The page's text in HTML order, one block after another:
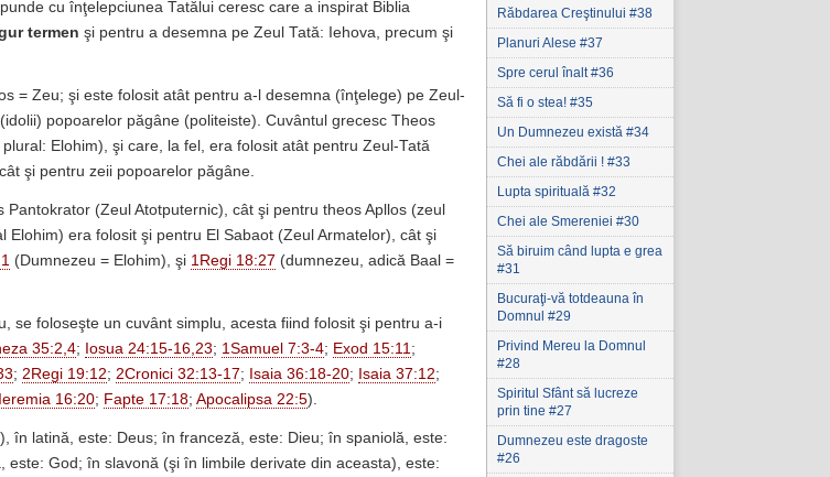
cu înţelepciunea Tatălui ceresc care a inspirat Biblia
termen şi pentru a desemna pe Zeul Tată: Iehova, precum şi
= Zeu; şi este folosit atât pentru a-l desemna (înţelege) pe Zeul-
popoarelor păgâne (politeiste). Cuvântul grecesc Theos
Elohim), şi care, la fel, era folosit atât pentru Zeul-Tată
şi pentru zeii popoarelor păgâne.
(Zeul Atotputernic), cât şi pentru theos Apllos (zeul
Elohim) era folosit şi pentru El Sabaot (Zeul Armatelor), cât şi
(Dumnezeu = Elohim), şi 1Regi 18:27 (dumnezeu, adică Baal =
se foloseşte un cuvânt simplu, acesta fiind folosit şi pentru a-i
35:2,4; Iosua 24:15-16,23; 1Samuel 7:3-4; Exod 15:11;
; 2Regi 19:12; 2Cronici 32:13-17; Isaia 36:18-20; Isaia 37:12;
Ieremia 16:20; Fapte 17:18; Apocalipsa 22:5).
în latină, este: Deus; în franceză, este: Dieu; în spaniolă, este:
este: God; în slavonă (şi în limbile derivate din aceasta), este:
Răbdarea Creştinului #38
Planuri Alese #37
Spre cerul înalt #36
Să fi o stea! #35
Un Dumnezeu există #34
Chei ale răbdării ! #33
Lupta spirituală #32
Chei ale Smereniei #30
Să biruim când lupta e grea
#31
Bucuraţi-vă totdeauna în
Domnul #29
Privind Mereu la Domnul
#28
Spiritul Sfânt să lucreze
prin tine #27
Dumnezeu este dragoste
#26